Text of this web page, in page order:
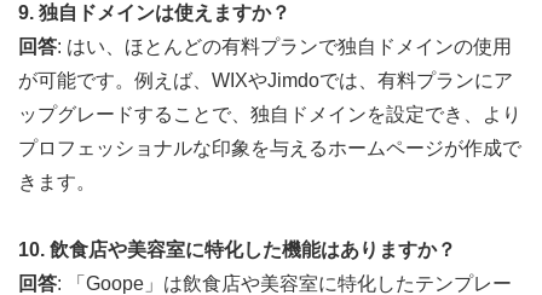
9. 独自ドメインは使えますか？
回答: はい、ほとんどの有料プランで独自ドメインの使用
が可能です。例えば、WIXやJimdoでは、有料プランにア
ップグレードすることで、独自ドメインを設定でき、より
プロフェッショナルな印象を与えるホームページが作成で
きます。
10. 飲食店や美容室に特化した機能はありますか？
回答: 「Goope」は飲食店や美容室に特化したテンプレー